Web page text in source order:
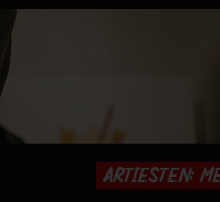
ARTIESTEN: